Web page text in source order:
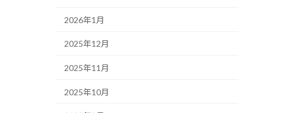
2026年1月
2025年12月
2025年11月
2025年10月